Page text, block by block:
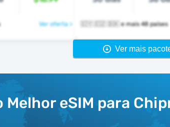
Ver oferta > 🇨🇾 🇨🇿 🇩🇰 e mais 48 países
Ver mais
Melhor eSIM para